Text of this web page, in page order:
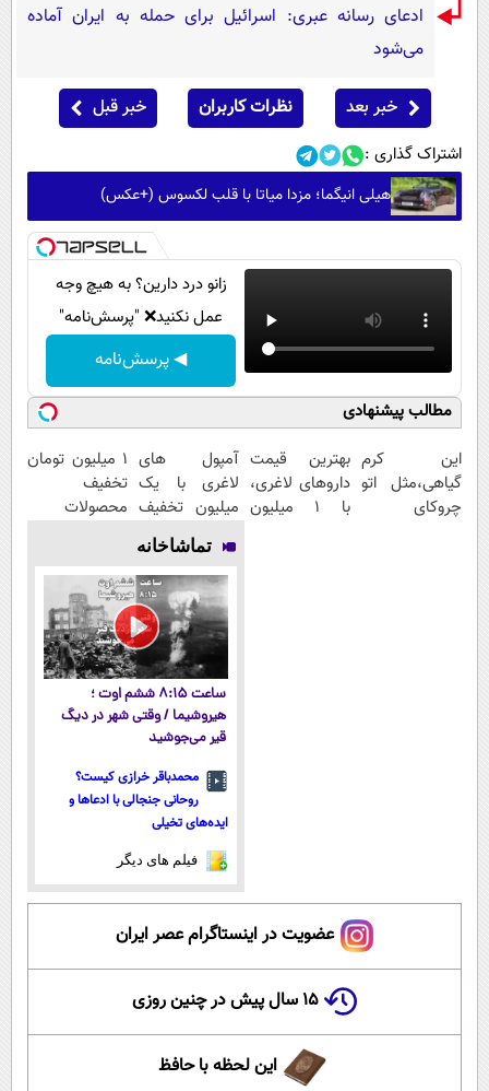
ادعای رسانه عبری: اسرائیل برای حمله به ایران آماده
می‌شود
خبر بعد نظرات کاربران خبر قبل
اشتراک گذاری :
هیلی انیگما؛ مزدا میاتا با قلب لکسوس (+عکس)
زانو درد دارین؟ به هیچ وجه
عمل نکنید❌ "پرسش‌نامه"
◀ پرسش‌نامه
مطالب پیشنهادی
این کرم
گیاهی،مثل اتو
چروکای
بهترین قیمت
داروهای لاغری،
با ۱ میلیون
آمپول های
لاغری با یک
میلیون تخفیف
| ارسال از
داروخانه های
معتبر
۱ میلیون تومان
تخفیف
محصولات
شروع کاهش
وزن
تماشاخانه
ساعت ۸:۱۵ ششم اوت ؛
هیروشیما / وقتی شهر در دیگ
قیر می‌جوشید
محمدباقر خرازی کیست؟
روحانی جنجالی با ادعاها و
ایده‌های تخیلی
فیلم های دیگر
عضویت در اینستاگرام عصر ایران
۱۵ سال پیش در چنین روزی
این لحظه با حافظ